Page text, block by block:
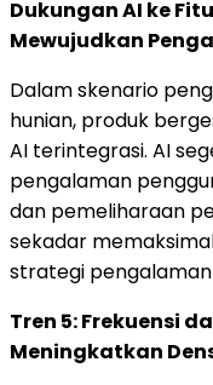
Dukungan AI ke
Mewujudkan
Dalam skenario
hunian, produk
AI terintegrasi. AI
pengalaman
dan pemeliharaan
sekadar
strategi
Tren 5: Frekuensi
Meningkatkan